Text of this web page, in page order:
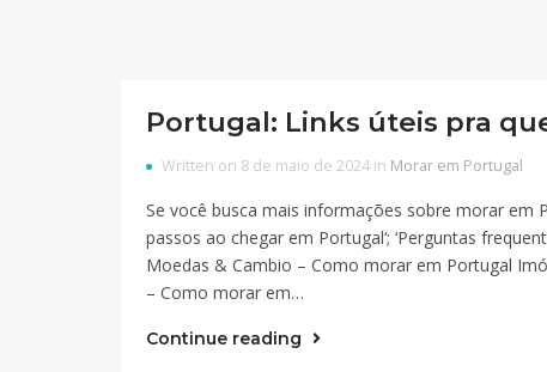
Portugal: Links úteis pra
Written on 8 de maio de 2024 in Morar em Portugal
Se você busca mais informações sobre morar em
passos ao chegar em Portugal‘; ‘Perguntas
Moedas & Cambio – Como morar em Portugal
– Como morar em…
Continue reading